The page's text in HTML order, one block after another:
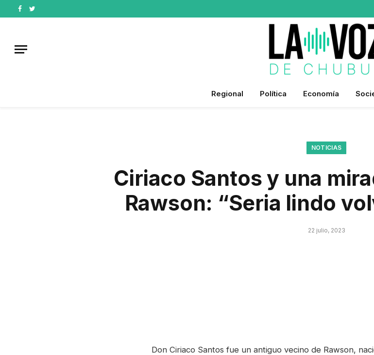
Facebook
Twitter
Regional Política Economía
NOTICIAS
Ciriaco Santos y una
Rawson: “Seria lindo
22 julio, 2023
Don Ciriaco Santos fue un antiguo vecino de Rawson,